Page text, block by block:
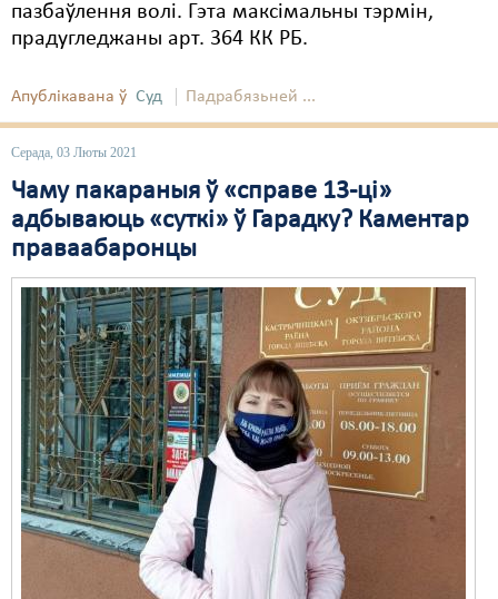
пазбаўлення волі. Гэта максімальны тэрмін,
прадугледжаны арт. 364 КК РБ.
Апублікавана ў Суд Падрабязьней ...
Серада, 03 Люты 2021
Чаму пакараныя ў «справе 13-ці»
адбываюць «суткі» ў Гарадку? Каментар
праваабаронцы